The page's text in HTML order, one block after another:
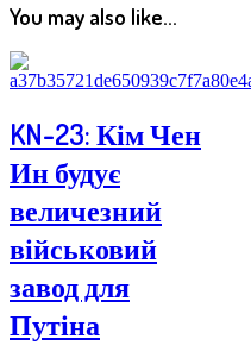
You may also like...
KN-23: Кім Чен
Ин будує
величезний
військовий
завод для
Путіна